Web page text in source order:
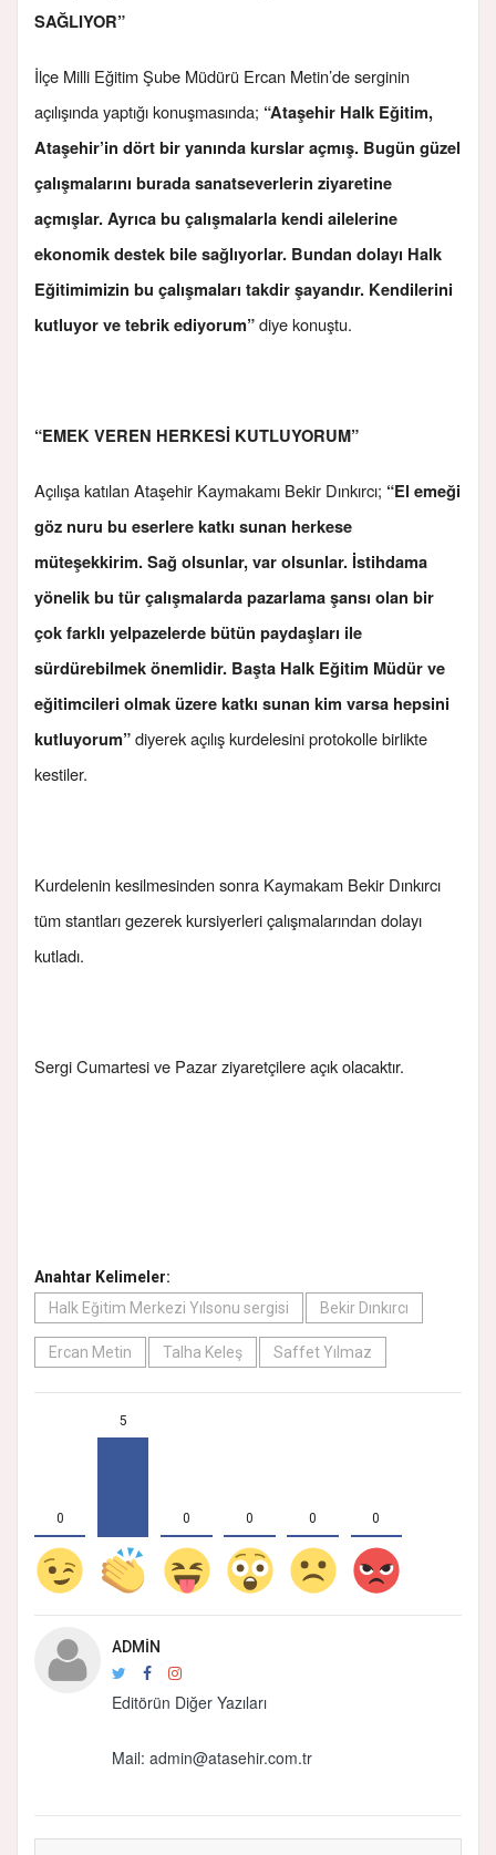
SAĞLIYOR”
İlçe Milli Eğitim Şube Müdürü Ercan Metin’de serginin
açılışında yaptığı konuşmasında; “Ataşehir Halk Eğitim,
Ataşehir’in dört bir yanında kurslar açmış. Bugün güzel
çalışmalarını burada sanatseverlerin ziyaretine
açmışlar. Ayrıca bu çalışmalarla kendi ailelerine
ekonomik destek bile sağlıyorlar. Bundan dolayı Halk
Eğitimimizin bu çalışmaları takdir şayandır. Kendilerini
kutluyor ve tebrik ediyorum”diye konuştu.
“EMEK VEREN HERKESİ KUTLUYORUM”
Açılışa katılan Ataşehir Kaymakamı Bekir Dınkırcı; “El emeği
göz nuru bu eserlere katkı sunan herkese
müteşekkirim. Sağ olsunlar, var olsunlar. İstihdama
yönelik bu tür çalışmalarda pazarlama şansı olan bir
çok farklı yelpazelerde bütün paydaşları ile
sürdürebilmek önemlidir. Başta Halk Eğitim Müdür ve
eğitimcileri olmak üzere katkı sunan kim varsa hepsini
kutluyorum”diyerek açılış kurdelesini protokolle birlikte
kestiler.
Kurdelenin kesilmesinden sonra Kaymakam Bekir Dınkırcı
tüm stantları gezerek kursiyerleri çalışmalarından dolayı
kutladı.
Sergi Cumartesi ve Pazar ziyaretçilere açık olacaktır.
Anahtar Kelimeler:
Halk Eğitim Merkezi Yılsonu sergisi
Bekir Dınkırcı
Ercan Metin Talha Keleş Saffet Yılmaz
0
5
0 0 0 0
ADMIN
Editörün Diğer Yazıları
Mail: admin@atasehir.com.tr